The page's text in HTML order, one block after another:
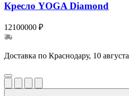
Кресло YOGA Diamond
12100000 ₽
Доставка по Краснодару, 10 августа